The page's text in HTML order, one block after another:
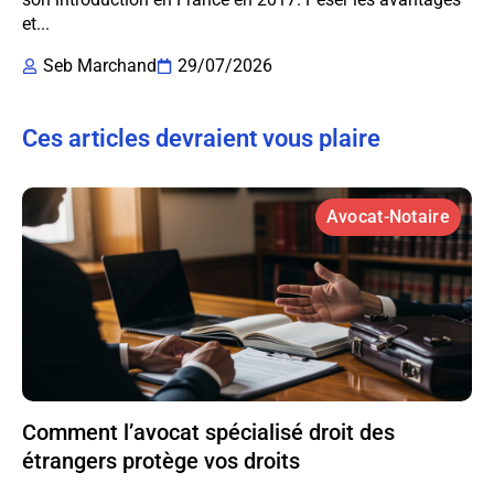
et...
Seb Marchand
29/07/2026
Ces articles devraient vous plaire
Avocat-Notaire
Comment l’avocat spécialisé droit des
étrangers protège vos droits